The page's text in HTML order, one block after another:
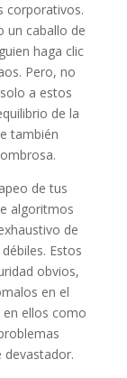
corporativos.
un caballo de
haga clic
Pero, no
a estos
de la
también
de tus
algoritmos
de
Estos
obvios,
en el
ellos como
devastador.